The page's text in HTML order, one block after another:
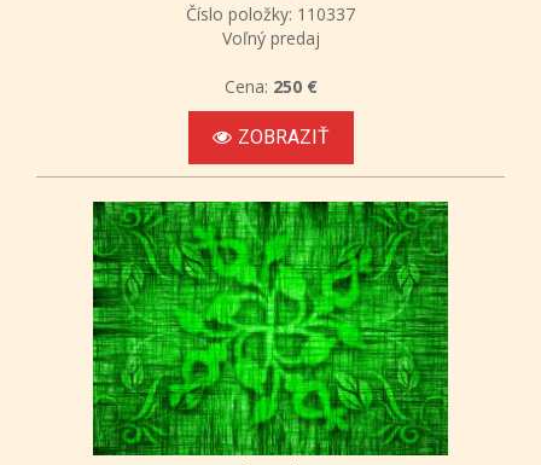
Číslo položky: 110337
Voľný predaj
Cena: 250 €
ZOBRAZIŤ